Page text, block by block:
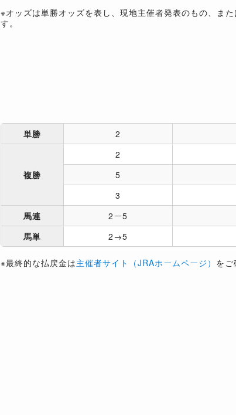
※オッズは単勝オッズを表し、現地主催者発表のもの、ま
す。
単勝 2
複勝
2
5
3
馬連
2ー5
馬単
2→5
※最終的な払戻金は主催者サイト（JRAホームページ） をご